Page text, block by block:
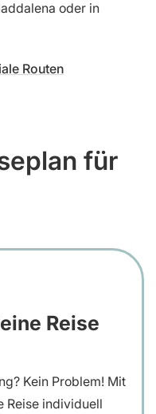
oder in
Routen
für
Reise
Kein Problem! Mit
Reise individuell